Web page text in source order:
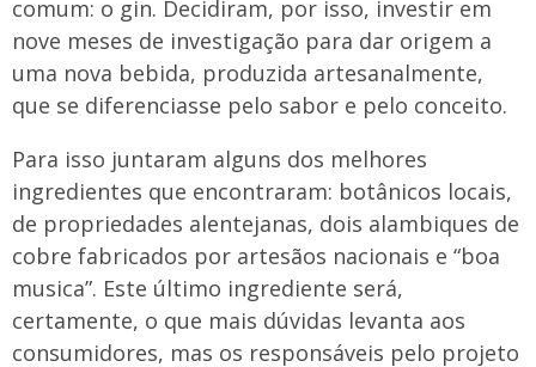
comum: o gin. Decidiram, por isso, investir em
nove meses de investigação para dar origem a
uma nova bebida, produzida artesanalmente,
que se diferenciasse pelo sabor e pelo conceito.
Para isso juntaram alguns dos melhores
ingredientes que encontraram: botânicos locais,
de propriedades alentejanas, dois alambiques de
cobre fabricados por artesãos nacionais e “boa
musica”. Este último ingrediente será,
certamente, o que mais dúvidas levanta aos
consumidores, mas os responsáveis pelo projeto